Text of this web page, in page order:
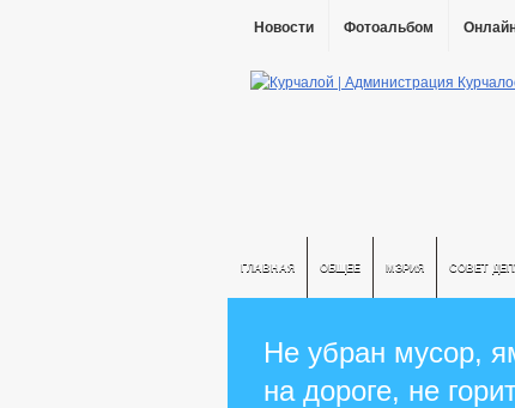
Новости Фотоальбом
ГЛАВНАЯ ОБЩЕЕ МЭРИЯ СОВЕТ
Не убран мусор,
на дороге, не